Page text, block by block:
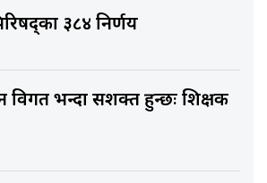
३८४ निर्णय
भन्दा सशक्त हुन्छः शिक्षक